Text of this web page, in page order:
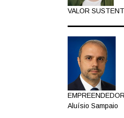
VALOR
Aluísio Sampaio